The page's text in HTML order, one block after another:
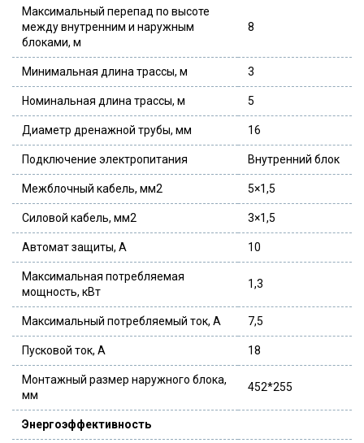
Максимальный перепад по высоте
между внутренним и наружным
блоками, м
8
Минимальная длина трассы, м 3
Номинальная длина трассы, м 5
Диаметр дренажной трубы, мм 16
Подключение электропитания Внутренний блок
Межблочный кабель, мм2 5×1,5
Силовой кабель, мм2 3×1,5
Автомат защиты, А 10
Максимальная потребляемая
мощность, кВт
1,3
Максимальный потребляемый ток, А 7,5
Пусковой ток, А 18
Монтажный размер наружного блока,
мм
452*255
Энергоэффективность